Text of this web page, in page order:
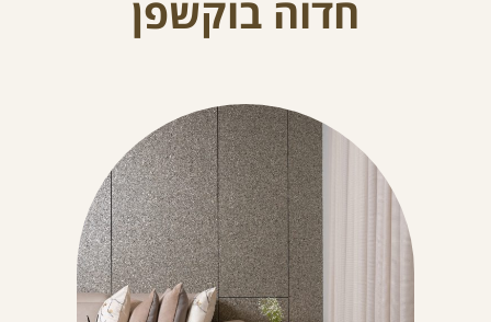
Meetups
חדוה בוקשפן